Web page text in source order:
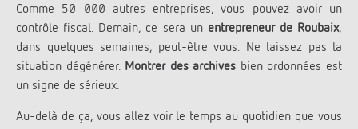
Comme 50 000 autres entreprises, vous pouvez avoir un
contrôle fiscal. Demain, ce sera un entrepreneur de Roubaix,
dans quelques semaines, peut-être vous. Ne laissez pas la
situation dégénérer. Montrer des archives bien ordonnées est
un signe de sérieux.
Au-delà de ça, vous allez voir le temps au quotidien que vous